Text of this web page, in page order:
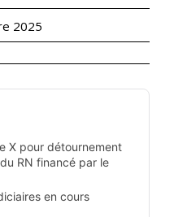
2025
X pour détournement
RN financé par le
en cours